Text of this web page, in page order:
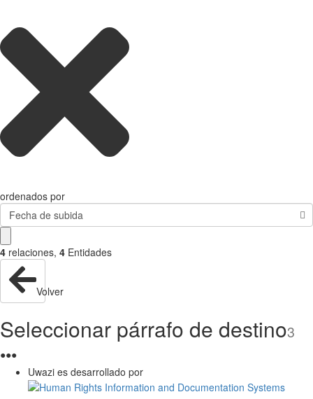
ordenados por
Fecha de subida
4 relaciones, 4 Entidades
Volver
Seleccionar párrafo de destino3
●●●
Uwazi es desarrollado por